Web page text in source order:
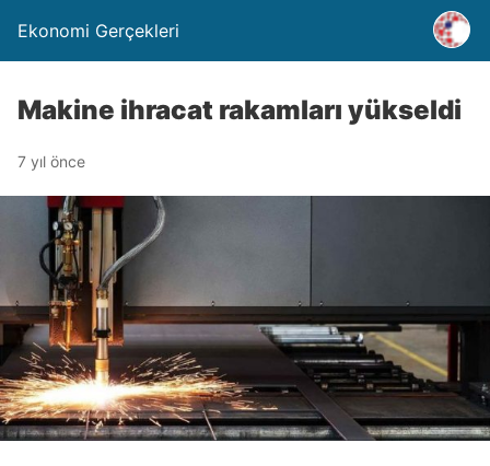
Ekonomi Gerçekleri
Makine ihracat rakamları yükseldi
7 yıl önce